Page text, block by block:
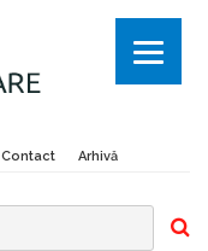
Contact Arhivă